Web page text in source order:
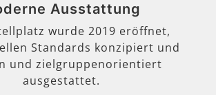
Ausstattung
wurde 2019 eröffnet,
Standards konzipiert und
und zielgruppenorientiert
ausgestattet.